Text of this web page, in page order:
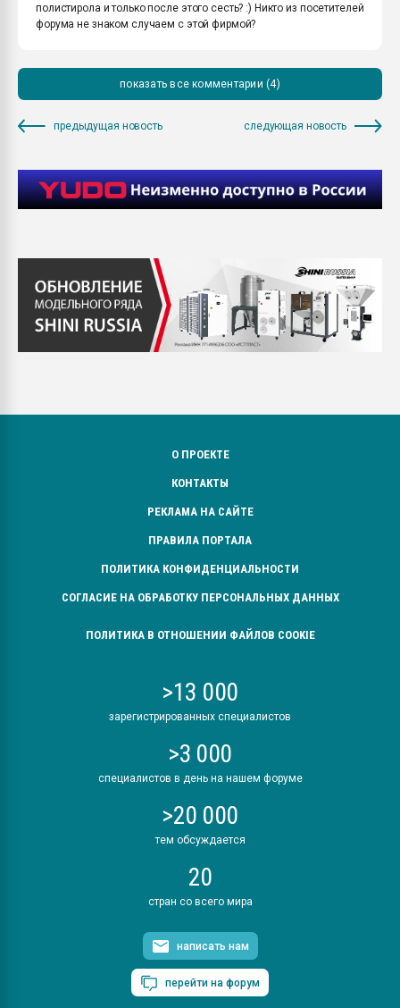
полистирола и только после этого сесть? :) Никто из посетителей
форума не знаком случаем с этой фирмой?
показать все комментарии (4)
предыдущая новость следующая новость
О ПРОЕКТЕ
КОНТАКТЫ
РЕКЛАМА НА САЙТЕ
ПРАВИЛА ПОРТАЛА
ПОЛИТИКА КОНФИДЕНЦИАЛЬНОСТИ
СОГЛАСИЕ НА ОБРАБОТКУ ПЕРСОНАЛЬНЫХ ДАННЫХ
ПОЛИТИКА В ОТНОШЕНИИ ФАЙЛОВ COOKIE
>13 000
зарегистрированных специалистов
>3 000
специалистов в день на нашем форуме
>20 000
тем обсуждается
20
стран со всего мира
написать нам
перейти на форум